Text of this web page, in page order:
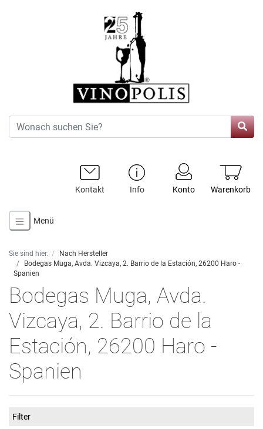
Warenkorb
Konto
Info
Kontakt
Menü
Sie sind hier:
Nach Hersteller
Bodegas Muga, Avda. Vizcaya, 2. Barrio de la Estación, 26200 Haro -
Spanien
Bodegas Muga, Avda.
Vizcaya, 2. Barrio de la
Estación, 26200 Haro -
Spanien
Filter